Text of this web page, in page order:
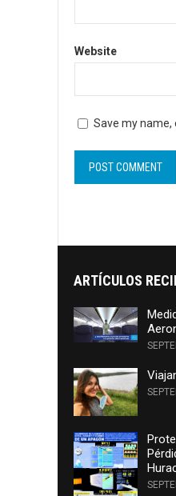
Website
Save my name,
ARTÍCULOS